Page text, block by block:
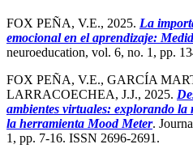
FOX PEÑA, V.E., 2025. La
emocional en el aprendizaje:
neuroeducation, vol. 6, no. 1, pp.
FOX PEÑA, V.E., GARCÍA
LARRACOECHEA, J.J., 2025.
ambientes virtuales: explorando
la herramienta Mood Meter.
1, pp. 7-16. ISSN 2696-2691.